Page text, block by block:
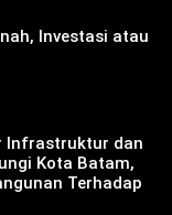
Investasi atau
Infrastruktur dan
Kota Batam,
Terhadap